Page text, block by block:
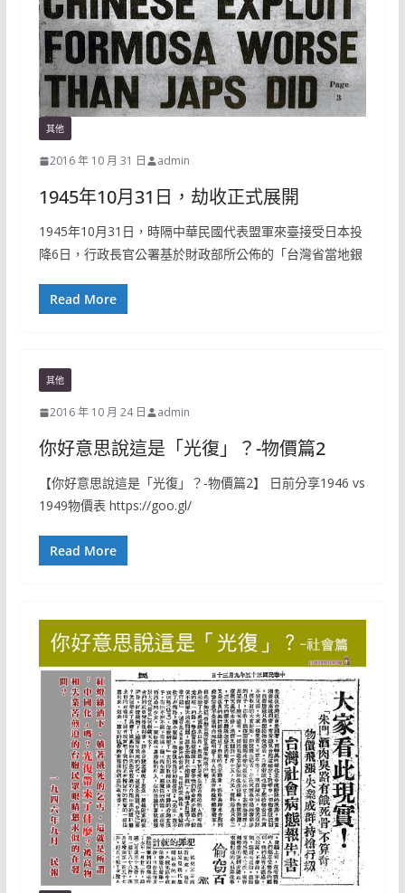
其他
2016 年 10 月 31 日 admin
1945年10月31日，劫收正式展開
1945年10月31日，時隔中華民國代表盟軍來臺接受日本投
降6日，行政長官公署基於財政部所公佈的「台灣省當地銀
Read More
其他
2016 年 10 月 24 日 admin
你好意思說這是「光復」？-物價篇2
【你好意思說這是「光復」？-物價篇2】 日前分享1946 vs
1949物價表 https://goo.gl/
Read More